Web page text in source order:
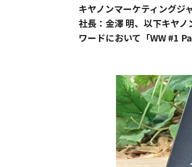
キヤノンマーケティングジ
社長：金澤 明、以下キヤ
ワードにおいて「WW #1